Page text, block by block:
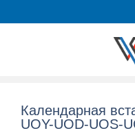
Календарная
UOY-UOD-UOS-